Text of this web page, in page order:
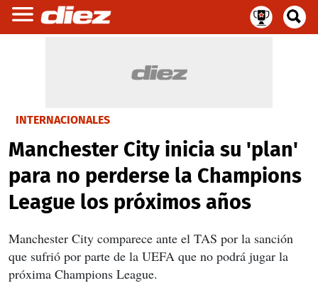
INTERNACIONALES
Manchester City inicia su 'plan'
para no perderse la Champions
League los próximos años
Manchester City comparece ante el TAS por la sanción
que sufrió por parte de la UEFA que no podrá jugar la
próxima Champions League.